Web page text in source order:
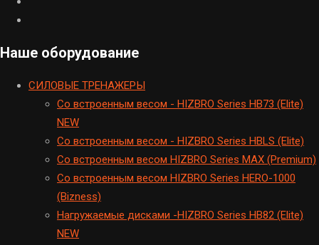
Наше оборудование
CИЛОВЫЕ ТРЕНАЖЕРЫ
Cо встроенным весом - HIZBRO Series HB73 (Elite)
NEW
Cо встроенным весом - HIZBRO Series HBLS (Elite)
Со встроенным весом HIZBRO Series MAX (Premium)
Cо встроенным весом HIZBRO Series HERO-1000
(Bizness)
Hагружаемые дисками -HIZBRO Series HB82 (Elite)
NEW